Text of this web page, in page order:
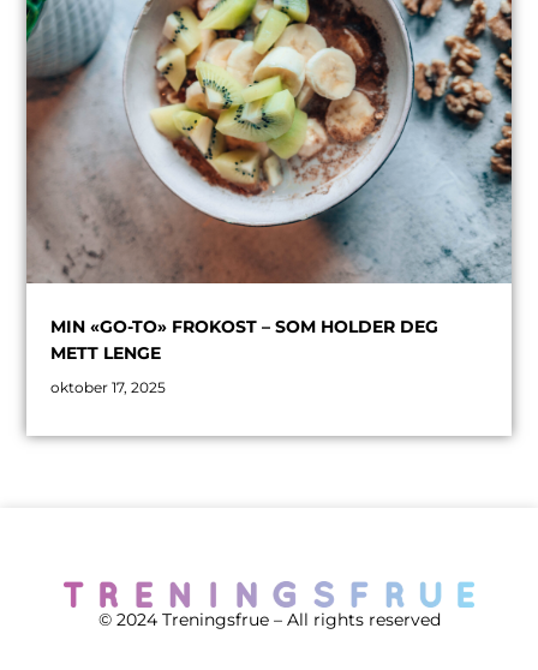
MIN «GO-TO» FROKOST – SOM HOLDER DEG
METT LENGE
oktober 17, 2025
© 2024 Treningsfrue – All rights reserved